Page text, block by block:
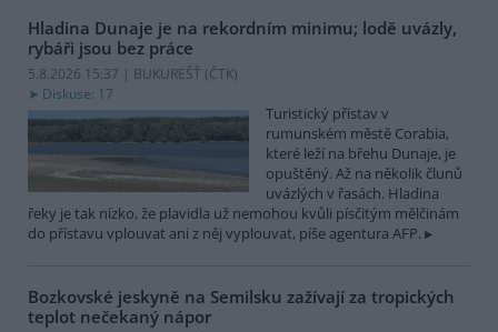
Hladina Dunaje je na rekordním minimu; lodě uvázly,
rybáři jsou bez práce
5.8.2026 15:37 | BUKUREŠŤ (ČTK)
Diskuse: 17
Turistický přístav v
rumunském městě Corabia,
které leží na břehu Dunaje, je
opuštěný. Až na několik člunů
uvázlých v řasách. Hladina
řeky je tak nízko, že plavidla už nemohou kvůli písčitým mělčinám
do přístavu vplouvat ani z něj vyplouvat, píše agentura AFP.
Bozkovské jeskyně na Semilsku zažívají za tropických
teplot nečekaný nápor